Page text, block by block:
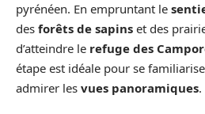
pyrénéen. En empruntant le
des forêts de sapins et des
d’atteindre le refuge des
étape est idéale pour se
admirer les vues panoramiques.